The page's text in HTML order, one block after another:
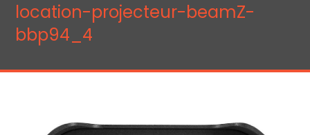
location-projecteur-beamZ-
bbp94_4